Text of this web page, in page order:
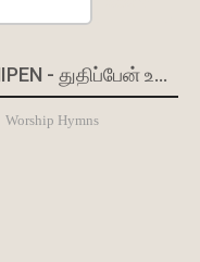
THUTHIPPEN UMMAI THUTHIPEN - துதிப்பேன் உம்மைத் துதிப்பேன்
Worship Hymns